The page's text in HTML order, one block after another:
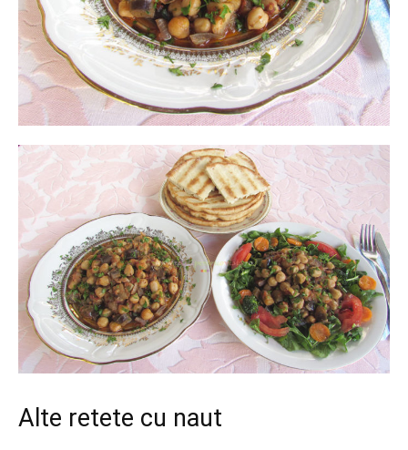
Alte retete cu naut